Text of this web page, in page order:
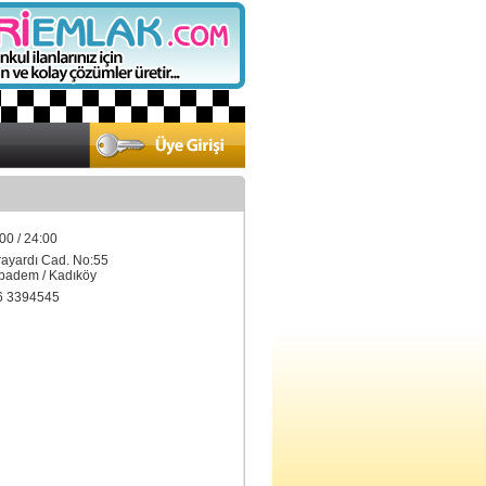
/ 24:00
Cad. No:55
/ Kadıköy
3394545